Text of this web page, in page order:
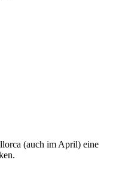
(auch im April) eine